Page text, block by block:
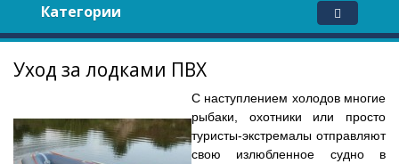
Категории
Уход за лодками ПВХ
С наступлением холодов многие
рыбаки, охотники или просто
туристы-экстремалы отправляют
свою излюбленное судно в